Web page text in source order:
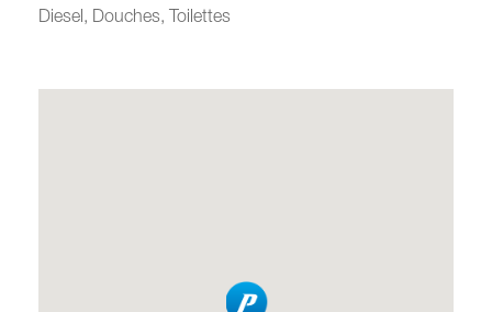
Diesel, Douches, Toilettes